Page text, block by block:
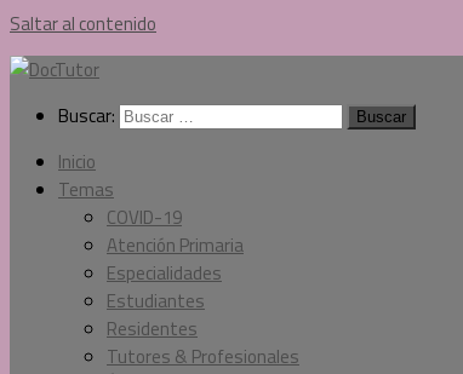
Saltar al contenido
Buscar:
Inicio
Temas
COVID-19
Atención Primaria
Especialidades
Estudiantes
Residentes
Tutores & Profesionales